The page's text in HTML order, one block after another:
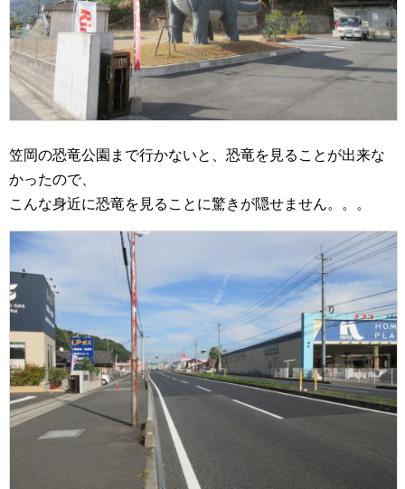
笠岡の恐竜公園まで行かないと、恐竜を見ることが出来な
かったので、
こんな身近に恐竜を見ることに驚きが隠せません。。。